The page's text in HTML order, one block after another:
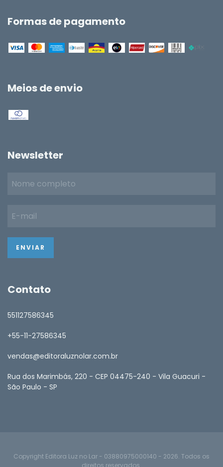
Formas de pagamento
Meios de envio
Newsletter
Contato
551127586345
+55-11-27586345
vendas@editoraluznolar.com.br
Rua dos Marimbás, 220 - CEP 04475-240 - Vila Guacuri -
São Paulo - SP
Copyright Editora Luz no Lar - 03880975000140 - 2026. Todos os
direitos reservados.